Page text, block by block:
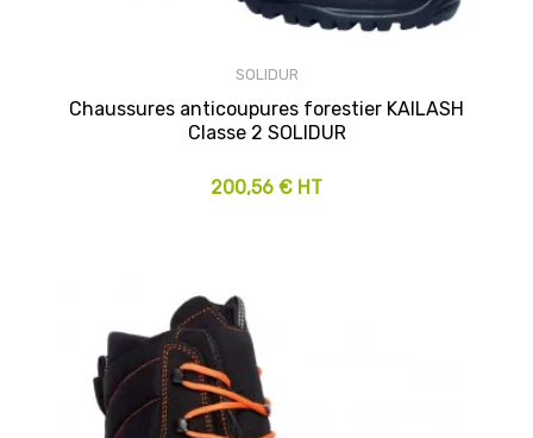
SOLIDUR
Chaussures anticoupures forestier KAILASH
Classe 2 SOLIDUR
200,56 € HT